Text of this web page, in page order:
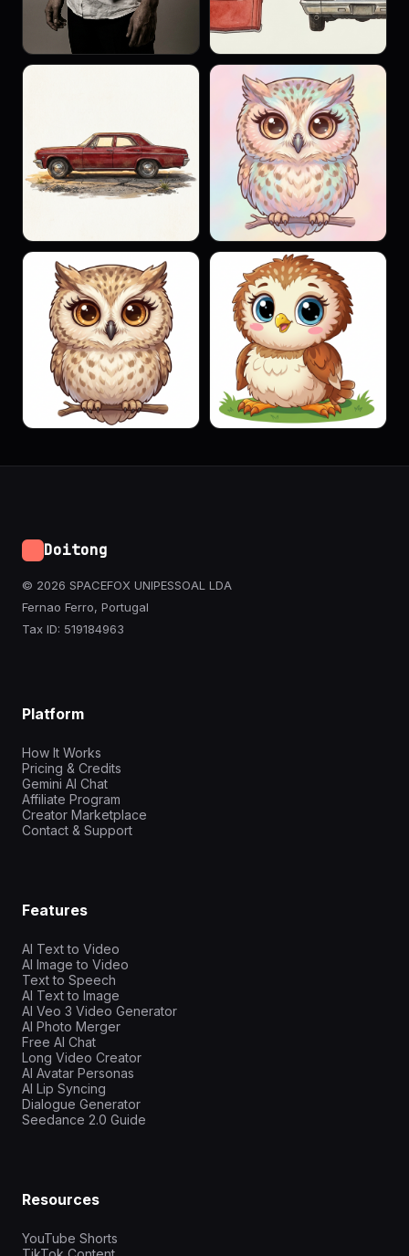
Doitong
© 2026 SPACEFOX UNIPESSOAL LDA
Fernao Ferro, Portugal
Tax ID: 519184963
Platform
How It Works
Pricing & Credits
Gemini AI Chat
Affiliate Program
Creator Marketplace
Contact & Support
Features
AI Text to Video
AI Image to Video
Text to Speech
AI Text to Image
AI Veo 3 Video Generator
AI Photo Merger
Free AI Chat
Long Video Creator
AI Avatar Personas
AI Lip Syncing
Dialogue Generator
Seedance 2.0 Guide
Resources
YouTube Shorts